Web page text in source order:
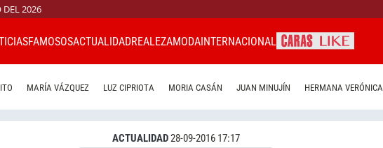
DEL 2026
FAMOSOSACTUALIDADREALEZAMODAINTERNACIONAL
MARÍA VÁZQUEZ LUZ CIPRIOTA MORIA CASÁN JUAN MINUJÍN HERMANA VERÓNICA
ACTUALIDAD28-09-2016 17:17